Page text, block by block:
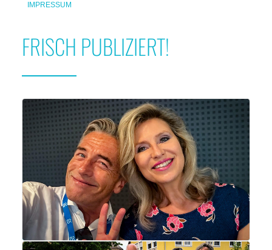
IMPRESSUM
FRISCH PUBLIZIERT!